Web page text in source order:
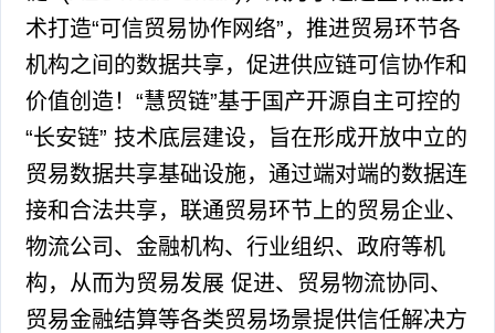
术打造“可信贸易协作网络”，推进贸易环节各
机构之间的数据共享，促进供应链可信协作和
价值创造！“慧贸链”基于国产开源自主可控的
“长安链” 技术底层建设，旨在形成开放中立的
贸易数据共享基础设施，通过端对端的数据连
接和合法共享，联通贸易环节上的贸易企业、
物流公司、金融机构、行业组织、政府等机
构，从而为贸易发展 促进、贸易物流协同、
贸易金融结算等各类贸易场景提供信任解决方